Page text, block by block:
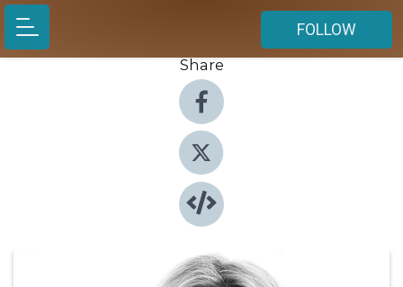
FOLLOW
Share